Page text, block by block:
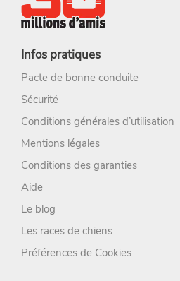
Infos pratiques
Pacte de bonne conduite
Sécurité
Conditions générales d’utilisation
Mentions légales
Conditions des garanties
Aide
Le blog
Les races de chiens
Préférences de Cookies